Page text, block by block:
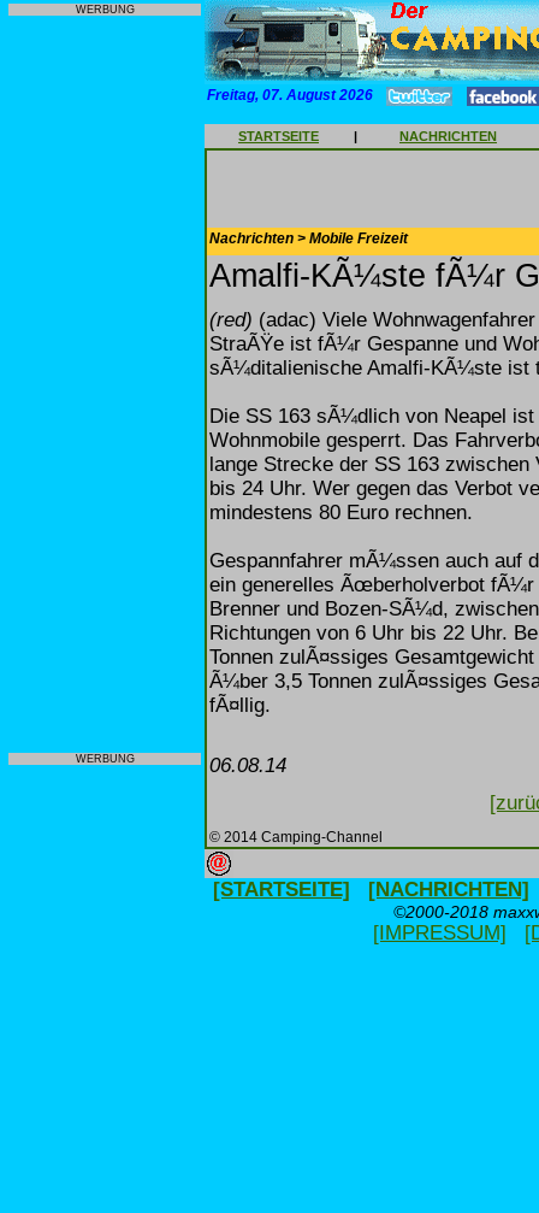
WERBUNG
WERBUNG
Freitag, 07. August 2026
STARTSEITE | NACHRICHTEN
Nachrichten > Mobile Freizeit
Amalfi-KÃ¼ste fÃ¼r
(red) (adac) Viele
StraÃŸe ist fÃ¼r Gespanne und
sÃ¼ditalienische Amalfi-KÃ¼ste ist
Die SS 163 sÃ¼dlich von Neapel
Wohnmobile gesperrt. Das
lange Strecke der SS 163
bis 24 Uhr. Wer gegen das Verbot
mindestens 80 Euro rechnen.
Gespannfahrer mÃ¼ssen auch auf
ein generelles Ãœberholverbot fÃ¼r
Brenner und Bozen-SÃ¼d,
Richtungen von 6 Uhr bis 22 Uhr.
Tonnen zulÃ¤ssiges
Ã¼ber 3,5 Tonnen zulÃ¤ssiges
fÃ¤llig.
06.08.14
© 2014 Camping-Channel
[STARTSEITE] [NACHRICHTEN]
©2000-2018
[IMPRESSUM]